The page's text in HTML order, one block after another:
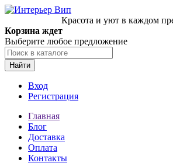
Красота и уют в каждом
Корзина ждет
Выберите любое предложение
Найти
Вход
Регистрация
Главная
Блог
Доставка
Оплата
Контакты